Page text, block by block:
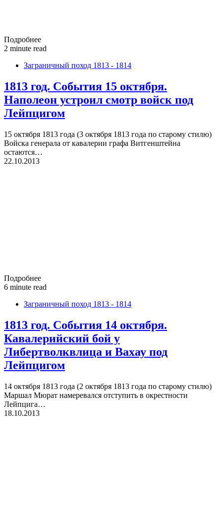
Подробнее
2 minute read
Заграничный поход 1813 - 1814
1813 год. События 15 октября.
Наполеон устроил смотр войск под
Лейпцигом
15 октября 1813 года (3 октября 1813 года по старому стилю)
Войска генерала от кавалерии графа Витгенштейна
остаются…
22.10.2013
Подробнее
6 minute read
Заграничный поход 1813 - 1814
1813 год. События 14 октября.
Кавалерийский бой у
Либертволквлица и Вахау под
Лейпцигом
14 октября 1813 года (2 октября 1813 года по старому стилю)
Маршал Мюрат намеревался отступить в окрестности
Лейпцига…
18.10.2013